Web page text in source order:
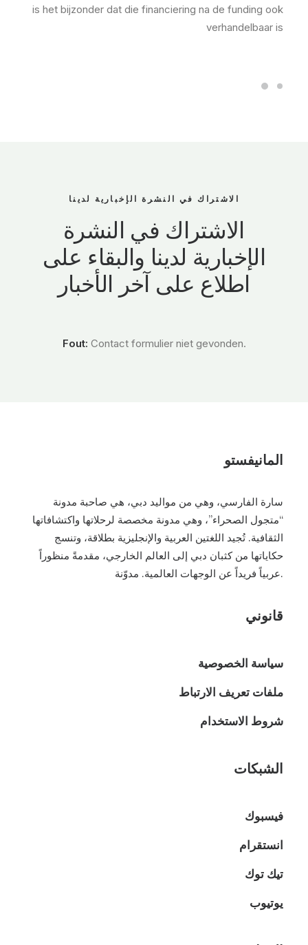
is het bijzonder dat die financiering na de funding ook
verhandelbaar is
الاشتراك في النشرة الإخبارية لدينا
الاشتراك في النشرة
الإخبارية لدينا والبقاء على
اطلاع على آخر الأخبار
Fout: Contact formulier niet gevonden.
قانوني
سياسة الخصوصية
ملفات تعريف الارتباط
شروط الاستخدام
الشبكات
فيسبوك
انستقرام
تيك توك
يوتيوب
المانيفستو
سارة الفارسي، وهي من مواليد دبي، هي صاحبة مدونة
“متجول الصحراء”، وهي مدونة مخصصة لرحلاتها واكتشافاتها
الثقافية. تُجيد اللغتين العربية والإنجليزية بطلاقة، وتنسج
حكاياتها من كثبان دبي إلى العالم الخارجي، مقدمةً منظوراً
عربياً فريداً عن الوجهات العالمية. مدوّنة.